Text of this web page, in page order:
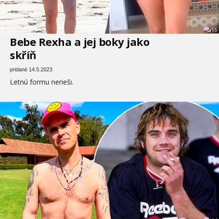
15
Bebe Rexha a jej boky jako
skříň
pridané 14.5.2023
Letnú formu nerieši.